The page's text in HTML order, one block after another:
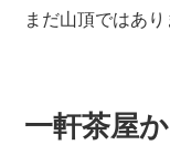
まだ山頂ではあ
一軒茶